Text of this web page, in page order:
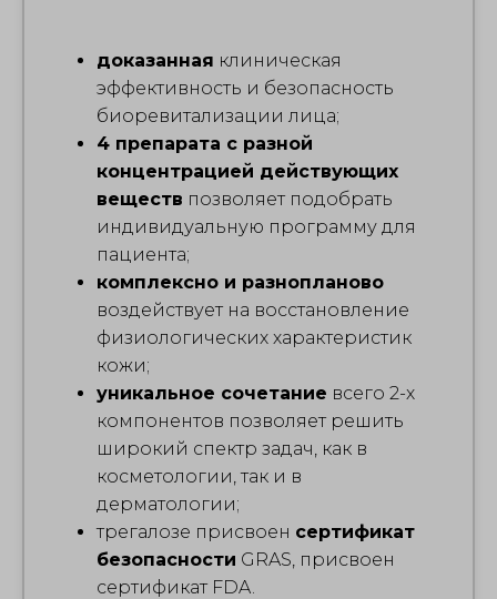
доказанная клиническая
эффективность и безопасность
биоревитализации лица;
4 препарата с разной
концентрацией действующих
веществ позволяет подобрать
индивидуальную программу для
пациента;
комплексно и разнопланово
воздействует на восстановление
физиологических характеристик
кожи;
уникальное сочетание всего 2-х
компонентов позволяет решить
широкий спектр задач, как в
косметологии, так и в
дерматологии;
трегалозе присвоен сертификат
безопасности GRAS, присвоен
сертификат FDA.